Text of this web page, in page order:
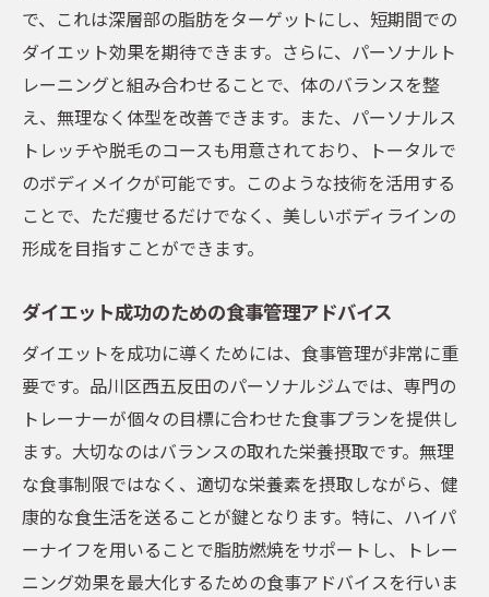
で、これは深層部の脂肪をターゲットにし、短期間での
ダイエット効果を期待できます。さらに、パーソナルト
レーニングと組み合わせることで、体のバランスを整
え、無理なく体型を改善できます。また、パーソナルス
トレッチや脱毛のコースも用意されており、トータルで
のボディメイクが可能です。このような技術を活用する
ことで、ただ痩せるだけでなく、美しいボディラインの
形成を目指すことができます。
ダイエット成功のための食事管理アドバイス
ダイエットを成功に導くためには、食事管理が非常に重
要です。品川区西五反田のパーソナルジムでは、専門の
トレーナーが個々の目標に合わせた食事プランを提供し
ます。大切なのはバランスの取れた栄養摂取です。無理
な食事制限ではなく、適切な栄養素を摂取しながら、健
康的な食生活を送ることが鍵となります。特に、ハイパ
ーナイフを用いることで脂肪燃焼をサポートし、トレー
ニング効果を最大化するための食事アドバイスを行いま